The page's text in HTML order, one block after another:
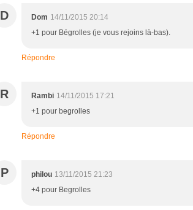
D Dom 14/11/2015 20:14
+1 pour Bégrolles (je vous rejoins là-bas).
Répondre
R Rambi 14/11/2015 17:21
+1 pour begrolles
Répondre
P philou 13/11/2015 21:23
+4 pour Begrolles